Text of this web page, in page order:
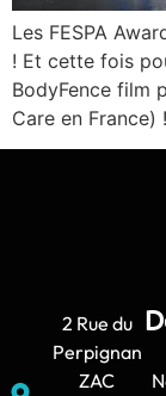
Les FESPA
! Et cette fois
BodyFence film
Care en France) !
2 Rue du
Perpignan
ZAC